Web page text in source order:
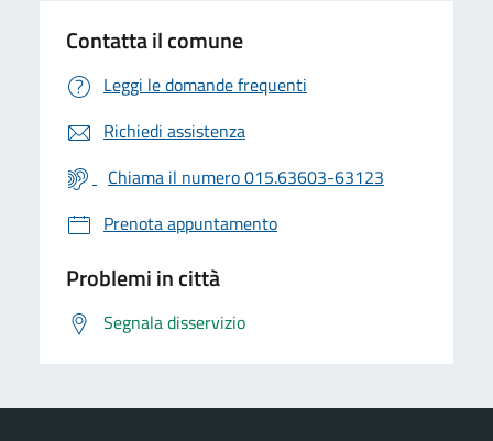
Contatta il comune
Leggi le domande frequenti
Richiedi assistenza
Chiama il numero 015.63603-63123
Prenota appuntamento
Problemi in città
Segnala disservizio